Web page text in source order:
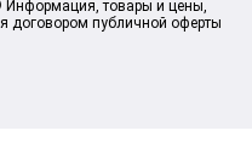
Информация, товары и цены,
договором публичной оферты